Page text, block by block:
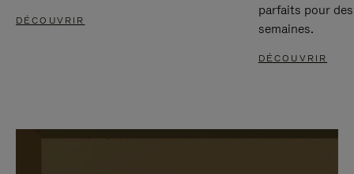
DÉCOUVRIR
parfaits pour
semaines.
DÉCOUVRIR